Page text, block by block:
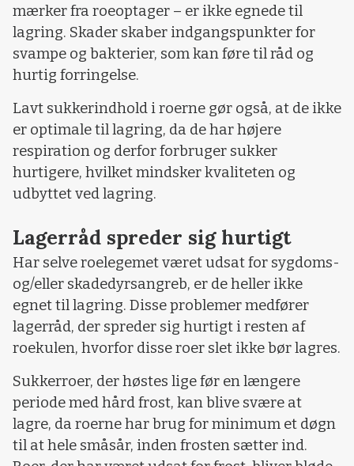
mærker fra roeoptager – er ikke egnede til
lagring. Skader skaber indgangspunkter for
svampe og bakterier, som kan føre til råd og
hurtig forringelse.
Lavt sukkerindhold i roerne gør også, at de ikke
er optimale til lagring, da de har højere
respiration og derfor forbruger sukker
hurtigere, hvilket mindsker kvaliteten og
udbyttet ved lagring.
Lagerråd spreder sig hurtigt
Har selve roelegemet været udsat for sygdoms-
og/eller skadedyrsangreb, er de heller ikke
egnet til lagring. Disse problemer medfører
lagerråd, der spreder sig hurtigt i resten af
roekulen, hvorfor disse roer slet ikke bør lagres.
Sukkerroer, der høstes lige før en længere
periode med hård frost, kan blive svære at
lagre, da roerne har brug for minimum et døgn
til at hele småsår, inden frosten sætter ind.